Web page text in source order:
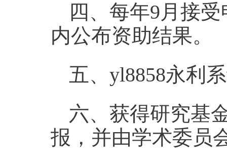
四、每年9月接
内公布资助结果。
五、yl8858永利
六、获得研究基
报，并由学术委员